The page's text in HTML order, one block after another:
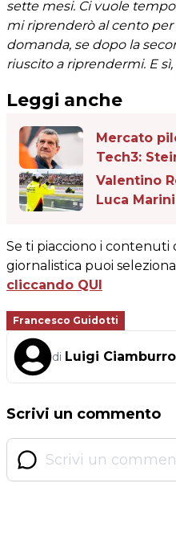
sette mesi. Ci vuole
mi riprenderò al cento per
domanda, se dopo la
riuscito a riprendermi. E
Leggi anche
Mercato
Tech3:
Valentino
Luca
Se ti piacciono i contenuti
giornalistica puoi
cliccando QUI
Francesco Guidotti
di Luigi Ciamburro
Scrivi un commento